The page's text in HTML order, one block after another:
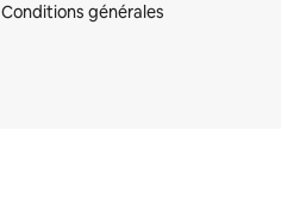
Conditions générales